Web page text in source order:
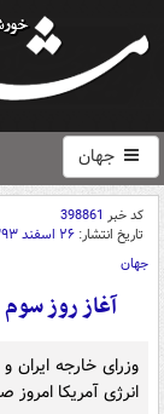
جهان
کد خبر 398861
تاریخ انتشار: ۲۶ اسفند ۱۳۹۳ - ۱۱:۱۵
جهان
آغاز روز
وزرای خارجه ایران
انرژی آمریکا امروز